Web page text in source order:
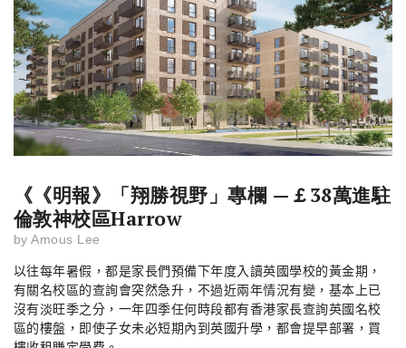
《《明報》「翔勝視野」專欄 —￡38萬進駐
倫敦神校區Harrow
by Amous Lee
以往每年暑假，都是家長們預備下年度入讀英國學校的黃金期，
有關名校區的查詢會突然急升，不過近兩年情況有變，基本上已
沒有淡旺季之分，一年四季任何時段都有香港家長查詢英國名校
區的樓盤，即使子女未必短期內到英國升學，都會提早部署，買